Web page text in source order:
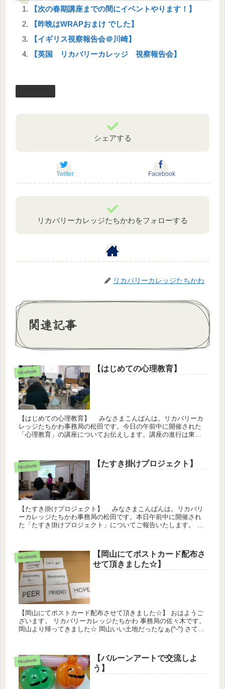
【次の春期講座までの間にイベントやります！】
【昨晩はWRAPおまけ でした】
【イギリス視察報告会＠川崎】
【英国 リカバリーカレッジ 視察報告会】
シェアする
Twitter Facebook
リカバリーカレッジたちかわをフォローする
リカバリーカレッジたちかわ
関連記事
facebook 【はじめての心理教育】
【はじめての心理教育】 みなさまこんばんは。リカバリーカ
レッジたちかわ事務局の松田です。今日の午前中に開催された
「心理教育」の講座についてお伝えします。講座の進行は東京
facebook 【たすき掛けプロジェクト】
【たすき掛けプロジェクト】 みなさまこんばんは。リカバリ
ーカレッジたちかわ事務局の松田です。本日午前中に開催され
た「たすき掛けプロジェクト」についてご報告いたします。
facebook
【岡山にてポストカード配布さ
せて頂きました☆】
【岡山にてポストカード配布させて頂きました☆】 おはようご
ざいます。 リカバリーカレッジたちかわ 事務局の佐々木です。
岡山より帰ってきました☆ 岡山いい土地だったなぁ(^-^) さて、
facebook
【バルーンアートで交流しよ
う】